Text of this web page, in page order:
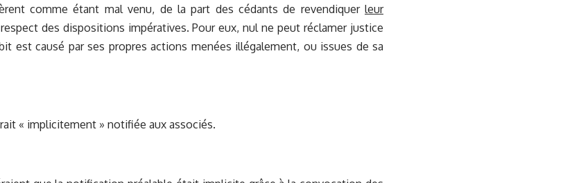
comme étant mal venu, de la part des cédants de revendiquer leur
des dispositions impératives. Pour eux, nul ne peut réclamer justice
est causé par ses propres actions menées illégalement, ou issues de sa
« implicitement » notifiée aux associés.